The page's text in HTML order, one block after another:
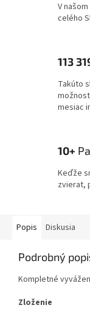
V
celého
113
Takúto
mesiac
10+
Keďže
zvierat,
Popis Diskusia
Podrobný
Kompletné
Zloženie